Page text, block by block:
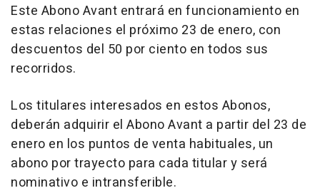
Este Abono Avant entrará en funcionamiento en
estas relaciones el próximo 23 de enero, con
descuentos del 50 por ciento en todos sus
recorridos.
Los titulares interesados en estos Abonos,
deberán adquirir el Abono Avant a partir del 23 de
enero en los puntos de venta habituales, un
abono por trayecto para cada titular y será
nominativo e intransferible.